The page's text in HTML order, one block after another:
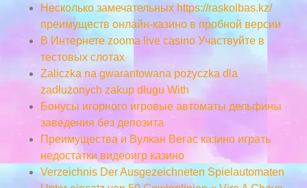
Несколько замечательных https://raskolbas.kz/
преимуществ онлайн-казино в пробной версии
В Интернете zooma live casino Участвуйте в
тестовых слотах
Zaliczka na gwarantowana pożyczka dla
zadłużonych zakup długu With
Бонусы игорного игровые автоматы дельфины
заведения без депозита
Преимущества и Вулкан Вегас казино играть
недостатки видеоигр казино
Verzeichnis Der Ausgezeichneten Spielautomaten